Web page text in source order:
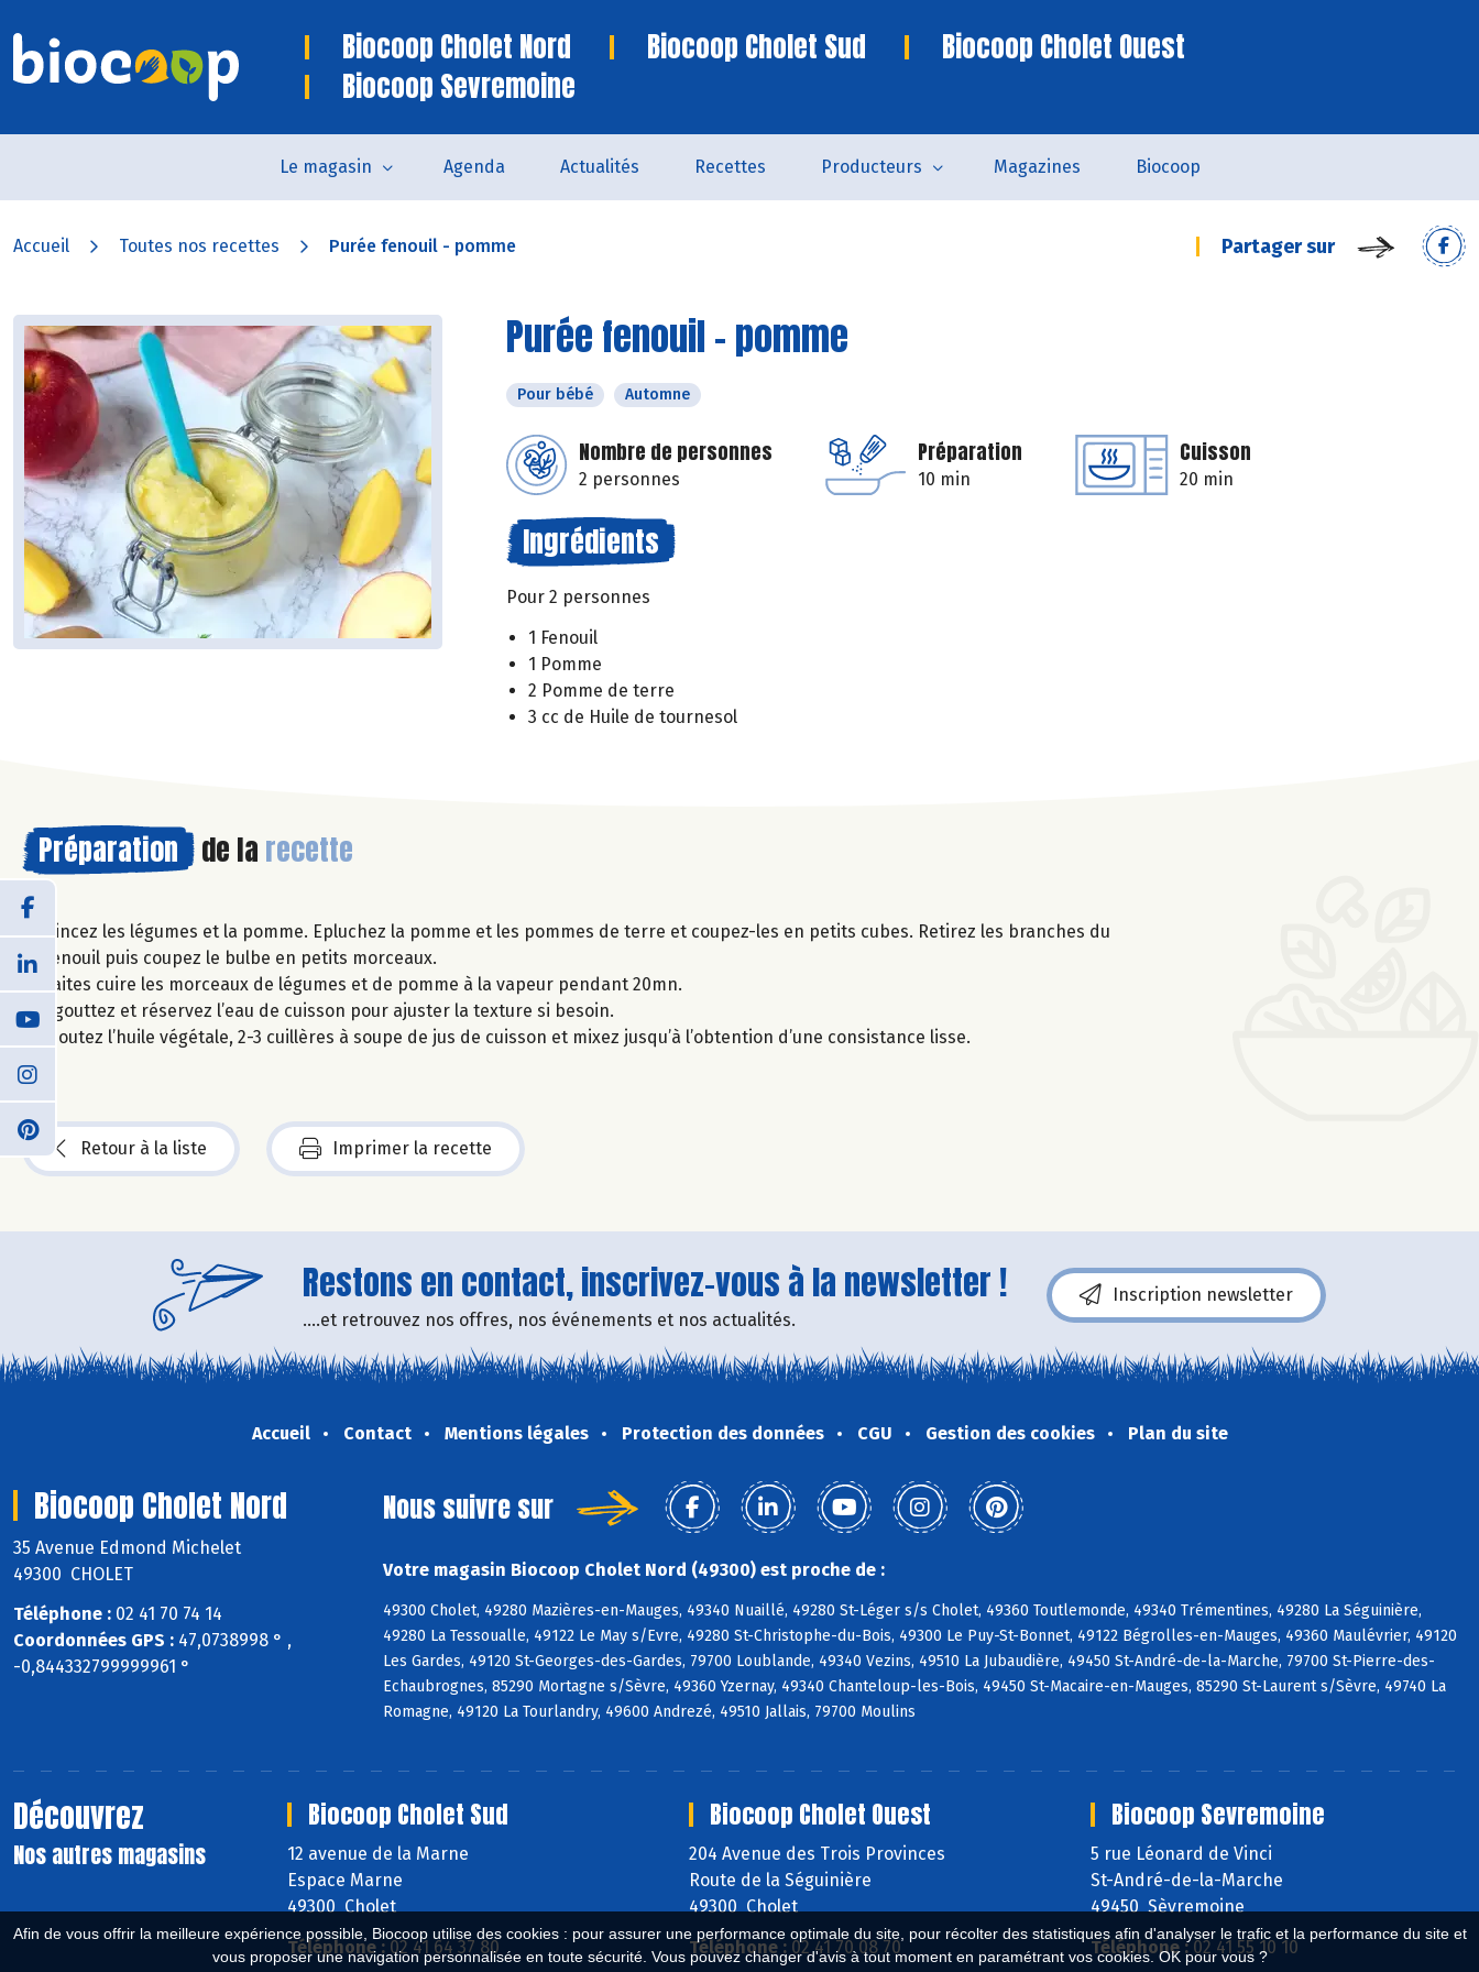
Afin de vous offrir la meilleure expérience possible, Biocoop utilise des cookies : pour assurer une performance optimale du site, pour récolter des statistiques afin d'analyser le trafic et la performance du site et
vous proposer une navigation personnalisée en toute sécurité. Vous pouvez changer d'avis à tout moment en paramétrant vos cookies. OK pour vous ?
Biocoop Cholet Nord Biocoop Cholet Sud
Biocoop Cholet Ouest
Biocoop Sevremoine
Le magasin Agenda Actualités Recettes Producteurs Magazines Biocoop
Accueil Toutes nos recettes Purée fenouil - pomme Partager sur
Purée fenouil - pomme
Pour bébé Automne
Nombre de personnes
2 personnes
Préparation
10 min
Cuisson
20 min
Ingrédients
Pour 2 personnes
1 Fenouil
1 Pomme
2 Pomme de terre
3 cc de Huile de tournesol
Préparation de la recette
Rincez les légumes et la pomme. Epluchez la pomme et les pommes de terre et coupez-les en petits cubes. Retirez les branches du
fenouil puis coupez le bulbe en petits morceaux.
Faites cuire les morceaux de légumes et de pomme à la vapeur pendant 20mn.
Egouttez et réservez l’eau de cuisson pour ajuster la texture si besoin.
Ajoutez l’huile végétale, 2-3 cuillères à soupe de jus de cuisson et mixez jusqu’à l’obtention d’une consistance lisse.
Retour à la liste Imprimer la recette
Restons en contact, inscrivez-vous à la newsletter !
....et retrouvez nos offres, nos événements et nos actualités.
Inscription newsletter
Accueil Contact Mentions légales Protection des données CGU Gestion des cookies Plan du site
Biocoop Cholet Nord
35 Avenue Edmond Michelet
49300 CHOLET
Téléphone : 02 41 70 74 14
Coordonnées GPS : 47,0738998 ° ,
-0,844332799999961 °
Nous suivre sur
Votre magasin Biocoop Cholet Nord (49300) est proche de :
49300 Cholet, 49280 Mazières-en-Mauges, 49340 Nuaillé, 49280 St-Léger s/s Cholet, 49360 Toutlemonde, 49340 Trémentines, 49280 La Séguinière,
49280 La Tessoualle, 49122 Le May s/Evre, 49280 St-Christophe-du-Bois, 49300 Le Puy-St-Bonnet, 49122 Bégrolles-en-Mauges, 49360 Maulévrier, 49120
Les Gardes, 49120 St-Georges-des-Gardes, 79700 Loublande, 49340 Vezins, 49510 La Jubaudière, 49450 St-André-de-la-Marche, 79700 St-Pierre-des-
Echaubrognes, 85290 Mortagne s/Sèvre, 49360 Yzernay, 49340 Chanteloup-les-Bois, 49450 St-Macaire-en-Mauges, 85290 St-Laurent s/Sèvre, 49740 La
Romagne, 49120 La Tourlandry, 49600 Andrezé, 49510 Jallais, 79700 Moulins
Découvrez
Nos autres magasins
Biocoop Cholet Sud
12 avenue de la Marne
Espace Marne
49300 Cholet
Téléphone : 02 41 64 37 80
Biocoop Cholet Ouest
204 Avenue des Trois Provinces
Route de la Séguinière
49300 Cholet
Téléphone : 02 41 70 08 70
Biocoop Sevremoine
5 rue Léonard de Vinci
St-André-de-la-Marche
49450 Sèvremoine
Téléphone :02 41 55 10 10